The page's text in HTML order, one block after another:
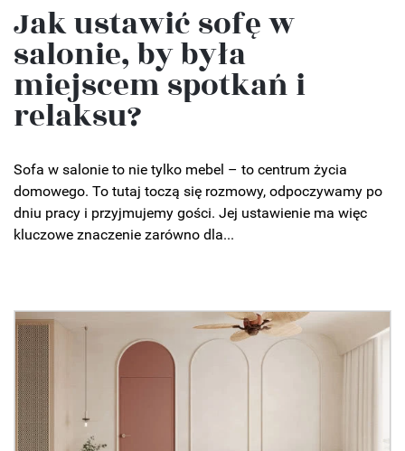
Jak ustawić sofę w
salonie, by była
miejscem spotkań i
relaksu?
Sofa w salonie to nie tylko mebel – to centrum życia
domowego. To tutaj toczą się rozmowy, odpoczywamy po
dniu pracy i przyjmujemy gości. Jej ustawienie ma więc
kluczowe znaczenie zarówno dla...